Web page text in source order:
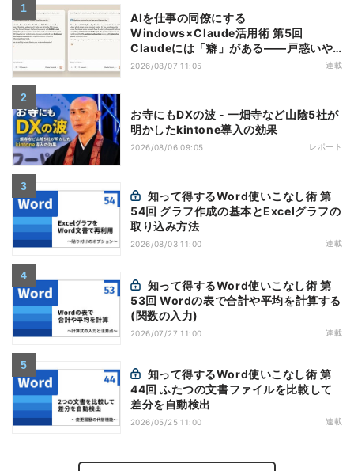
AIを仕事の同僚にする
Windows×Claude活用術 第5回
Claudeには「癖」がある――戸惑いや
すい7つの仕様
2026/08/07 11:05 連載
お寺にもDXの波 - 一畑寺など山陰5社が
明かしたkintone導入の効果
2026/08/06 09:05 レポート
54回 グラフ作成の基本とExcelグラフの
取り込み方法
2026/08/03 11:00 連載
53回 Wordの表で合計や平均を計算する
(関数の入力)
2026/07/27 11:00 連載
44回 ふたつの文書ファイルを比較して
差分を自動検出
2026/05/25 11:00 連載